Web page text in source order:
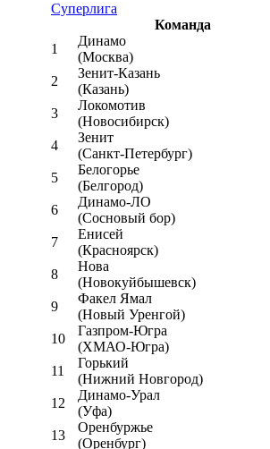
Суперлига
Команда
1
Динамо
(Москва)
2
Зенит-Казань
(Казань)
3
Локомотив
(Новосибирск)
4
Зенит
(Санкт-Петербург)
5
Белогорье
(Белгород)
6
Динамо-ЛО
(Сосновый бор)
7
Енисей
(Красноярск)
8
Нова
(Новокуйбышевск)
9
Факел Ямал
(Новый Уренгой)
10
Газпром-Югра
(ХМАО-Югра)
11
Горький
(Нижний Новгород)
12
Динамо-Урал
(Уфа)
13
Оренбуржье
(Оренбург)